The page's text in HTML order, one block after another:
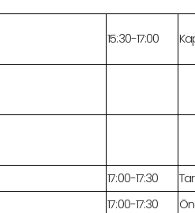
15:30-17:00
17:00-17:30
17:00-17:30